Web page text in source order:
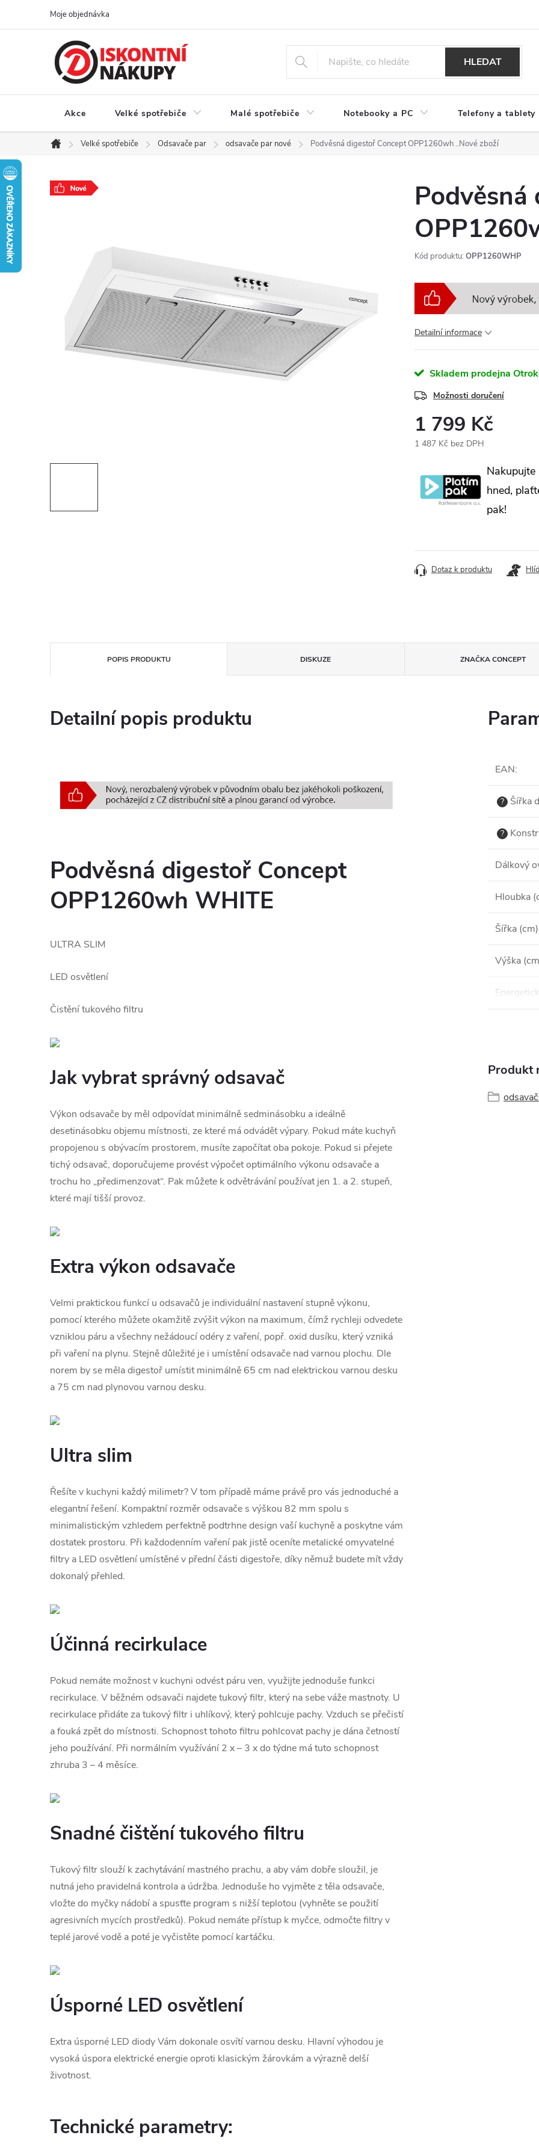
Moje objednávka
HLEDAT
Akce Velké spotřebiče Malé spotřebiče Notebooky a PC Telefony a tablety
Domů
Velké spotřebiče Odsavače par odsavače par nové Podvěsná digestoř Concept OPP1260wh..Nové zboží
Kód produktu: OPP1260WHP
Detailní informace
Skladem prodejna
Možnosti doručení
1 799 Kč
1 487 Kč bez DPH
Nakupujte
hned,
pak!
Dotaz k produktu
POPIS PRODUKTU DISKUZE ZNAČKACONCEPT
Detailní popis produktu
Podvěsná digestoř Concept
OPP1260wh WHITE
ULTRA SLIM
LED osvětlení
Čistění tukového filtru
Jak vybrat správný odsavač
Výkon odsavače by měl odpovídat minimálně sedminásobku a ideálně
desetinásobku objemu místnosti, ze které má odvádět výpary. Pokud máte kuchyň
propojenou s obývacím prostorem, musíte započítat oba pokoje. Pokud si přejete
tichý odsavač, doporučujeme provést výpočet optimálního výkonu odsavače a
trochu ho „předimenzovat“. Pak můžete k odvětrávání používat jen 1. a 2. stupeň,
které mají tišší provoz.
Extra výkon odsavače
Velmi praktickou funkcí u odsavačů je individuální nastavení stupně výkonu,
pomocí kterého můžete okamžitě zvýšit výkon na maximum, čímž rychleji odvedete
vzniklou páru a všechny nežádoucí odéry z vaření, popř. oxid dusíku, který vzniká
při vaření na plynu. Stejně důležité je i umístění odsavače nad varnou plochu. Dle
norem by se měla digestoř umístit minimálně 65 cm nad elektrickou varnou desku
a 75 cm nad plynovou varnou desku.
Ultra slim
Řešíte v kuchyni každý milimetr? V tom případě máme právě pro vás jednoduché a
elegantní řešení. Kompaktní rozměr odsavače s výškou 82 mm spolu s
minimalistickým vzhledem perfektně podtrhne design vaší kuchyně a poskytne vám
dostatek prostoru. Při každodenním vaření pak jistě oceníte metalické omyvatelné
filtry a LED osvětlení umístěné v přední části digestoře, díky němuž budete mít vždy
dokonalý přehled.
Účinná recirkulace
Pokud nemáte možnost v kuchyni odvést páru ven, využijte jednoduše funkci
recirkulace. V běžném odsavači najdete tukový filtr, který na sebe váže mastnoty. U
recirkulace přidáte za tukový filtr i uhlíkový, který pohlcuje pachy. Vzduch se přečistí
a fouká zpět do místnosti. Schopnost tohoto filtru pohlcovat pachy je dána četností
jeho používání. Při normálním využívání 2 x – 3 x do týdne má tuto schopnost
zhruba 3 – 4 měsíce.
Snadné čištění tukového filtru
Tukový filtr slouží k zachytávání mastného prachu, a aby vám dobře sloužil, je
nutná jeho pravidelná kontrola a údržba. Jednoduše ho vyjměte z těla odsavače,
vložte do myčky nádobí a spusťte program s nižší teplotou (vyhněte se použití
agresivních mycích prostředků). Pokud nemáte přístup k myčce, odmočte filtry v
teplé jarové vodě a poté je vyčistěte pomocí kartáčku.
Úsporné LED osvětlení
Extra úsporné LED diody Vám dokonale osvítí varnou desku. Hlavní výhodou je
vysoká úspora elektrické energie oproti klasickým žárovkám a výrazně delší
životnost.
Technické parametry:
EAN:
? Šířka
?
Dálkový
Hloubka
Šířka (cm)
Výška
Produkt